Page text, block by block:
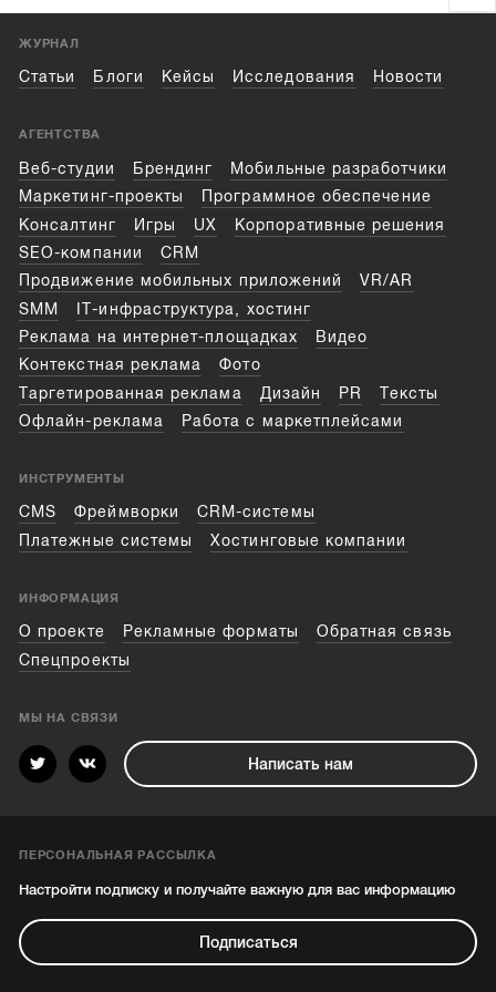
ЖУРНАЛ
Статьи Блоги Кейсы Исследования Новости
АГЕНТСТВА
Веб-студии Брендинг
Мобильные разработчики
Маркетинг-проекты
Программное обеспечение
Консалтинг
Игры UX
Корпоративные решения
SEO-компании
CRM
Продвижение мобильных приложений
VR/AR
SMM
IT-инфраструктура, хостинг
Реклама на интернет-площадках
Видео
Контекстная реклама
Фото
Таргетированная реклама
Дизайн PR
Тексты
Офлайн-реклама
Работа с маркетплейсами
ИНСТРУМЕНТЫ
CMS Фреймворки
CRM-системы
Платежные системы
Хостинговые компании
ИНФОРМАЦИЯ
О проекте Рекламные форматы
Обратная связь
Спецпроекты
МЫ НА СВЯЗИ
Написать нам
ПЕРСОНАЛЬНАЯ РАССЫЛКА
Настройти подписку и получайте важную для вас информацию
Подписаться